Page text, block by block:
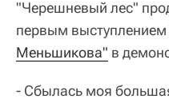
"Черешневый лес"
первым выступлением
Меньшикова" в
- Сбылась моя